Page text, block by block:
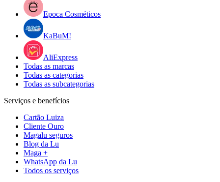
Epoca Cosméticos
KaBuM!
AliExpress
Todas as marcas
Todas as categorias
Todas as subcategorias
Serviços e benefícios
Cartão Luiza
Cliente Ouro
Magalu seguros
Blog da Lu
Maga +
WhatsApp da Lu
Todos os serviços